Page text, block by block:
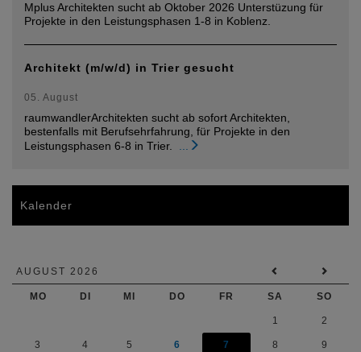
Mplus Architekten sucht ab Oktober 2026 Unterstüzung für
Projekte in den Leistungsphasen 1-8 in Koblenz.
Architekt (m/w/d) in Trier gesucht
05. August
raumwandlerArchitekten sucht ab sofort Architekten,
bestenfalls mit Berufsehrfahrung, für Projekte in den
Leistungsphasen 6-8 in Trier.
...
Kalender
AUGUST 2026
MO DI MI DO FR SA SO
1 2
3 4 5 6 7 8 9